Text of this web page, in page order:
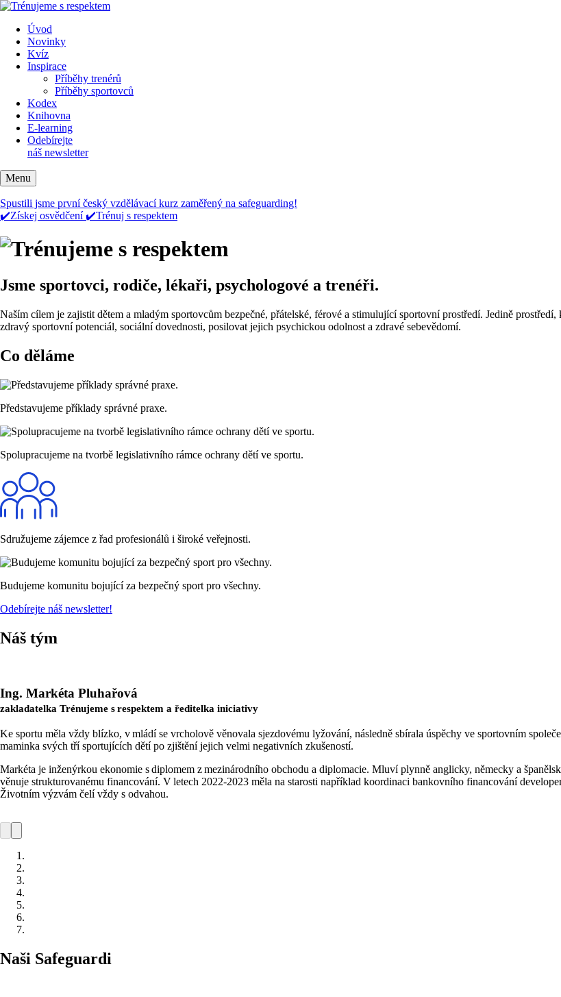
Úvod
Novinky
Kvíz
Inspirace
Příběhy trenérů
Příběhy sportovců
Kodex
Knihovna
E-learning
Odebírejte
náš newsletter
Menu
Spustili jsme první český vzdělávací kurz zaměřený na safeguarding!
✔️Získej osvědčení ✔️Trénuj s respektem
Jsme sportovci, rodiče, lékaři, psychologové a trenéři.
Naším cílem je zajistit dětem a mladým sportovcům bezpečné, přátelské, férové a stimulující sportovní prostředí. Jedině
zdravý sportovní potenciál, sociální dovednosti, posilovat jejich psychickou odolnost a zdravé sebevědomí.
Co děláme
Představujeme příklady správné praxe.
Spolupracujeme na tvorbě legislativního rámce ochrany dětí ve sportu.
Sdružujeme zájemce z řad profesionálů i široké veřejnosti.
Budujeme komunitu bojující za bezpečný sport pro všechny.
Odebírejte náš newsletter!
Náš tým
Ing. Markéta Pluhařová
zakladatelka Trénujeme s respektem a ředitelka iniciativy
Ke sportu měla vždy blízko, v mládí se vrcholově věnovala sjezdovému lyžování, následně sbírala úspěchy ve sportovním
maminka svých tří sportujících dětí po zjištění jejich velmi negativních zkušeností.
Markéta je inženýrkou ekonomie s diplomem z mezinárodního obchodu a diplomacie. Mluví plynně anglicky, německy a
věnuje strukturovanému financování. V letech 2022-2023 měla na starosti například koordinaci bankovního financování
Životním výzvám čelí vždy s odvahou.
Naši Safeguardi